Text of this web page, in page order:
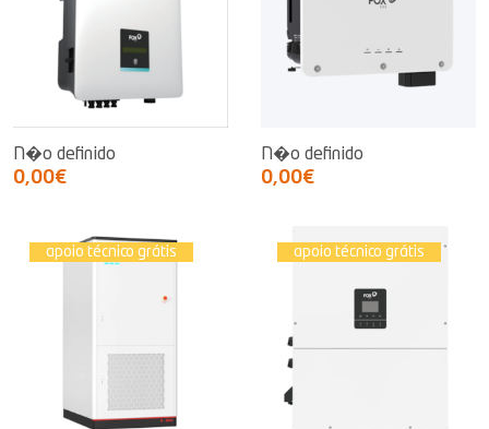
N�o definido
0,00€
N�o definido
0,00€
apoio técnico grátis apoio técnico grátis